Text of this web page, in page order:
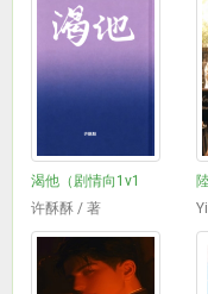
渴他（剧情向1v1
许酥酥 / 著